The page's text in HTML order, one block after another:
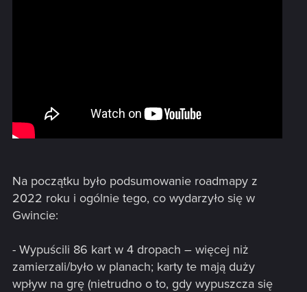
Na początku było podsumowanie roadmapy z
2022 roku i ogólnie tego, co wydarzyło się w
Gwincie:
- Wypuścili 86 kart w 4 dropach – więcej niż
zamierzali/było w planach; karty te mają duży
wpływ na grę (nietrudno o to, gdy wypuszcza się